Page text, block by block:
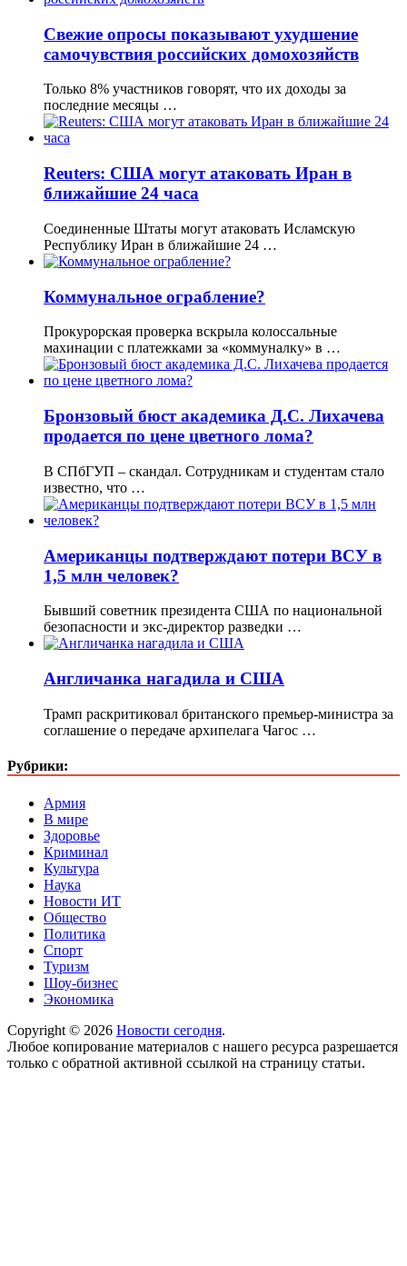
Свежие опросы показывают ухудшение
самочувствия российских домохозяйств
Только 8% участников говорят, что их доходы за
последние месяцы …
Reuters: США могут атаковать Иран в
ближайшие 24 часа
Соединенные Штаты могут атаковать Исламскую
Республику Иран в ближайшие 24 …
Коммунальное ограбление?
Прокурорская проверка вскрыла колоссальные
махинации с платежками за «коммуналку» в …
Бронзовый бюст академика Д.С. Лихачева
продается по цене цветного лома?
В СПбГУП – скандал. Сотрудникам и студентам стало
известно, что …
Американцы подтверждают потери ВСУ в
1,5 млн человек?
Бывший советник президента США по национальной
безопасности и экс-директор разведки …
Англичанка нагадила и США
Трамп раскритиковал британского премьер-министра за
соглашение о передаче архипелага Чагос …
Рубрики:
Армия
В мире
Здоровье
Криминал
Культура
Наука
Новости ИТ
Общество
Политика
Спорт
Туризм
Шоу-бизнес
Экономика
Copyright © 2026 Новости сегодня.
Любое копирование материалов с нашего ресурса разрешается
только с обратной активной ссылкой на страницу статьи.